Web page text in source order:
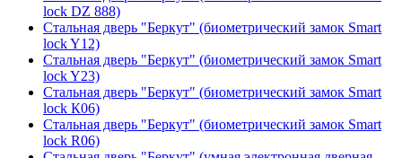
lock DZ 888)
Стальная дверь "Беркут" (биометрический замок Smart
lock Y12)
Стальная дверь "Беркут" (биометрический замок Smart
lock Y23)
Стальная дверь "Беркут" (биометрический замок Smart
lock К06)
Стальная дверь "Беркут" (биометрический замок Smart
lock R06)